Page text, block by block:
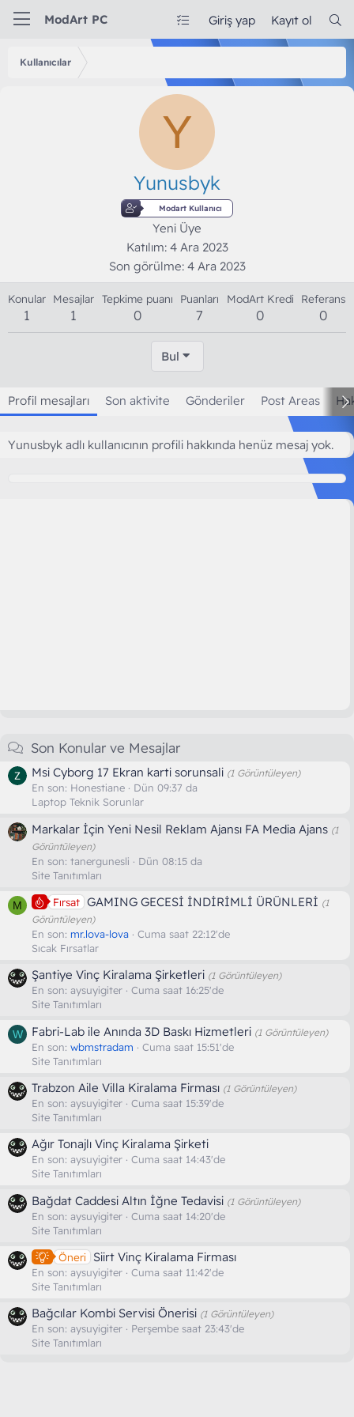
ModArt PC Giriş yap Kayıt ol
Kullanıcılar
Y
Yunusbyk
Modart Kullanıcı
Yeni Üye
Katılım 4 Ara 2023
Son görülme 4 Ara 2023
Konular
1
Mesajlar
1
Tepkime puanı
0
Puanları
7
ModArt Kredi
0
Referans
0
Bul
Profil mesajları Son aktivite Gönderiler Post Areas
Yunusbyk adlı kullanıcının profili hakkında henüz mesaj yok.
Son Konular ve Mesajlar
Msi Cyborg 17 Ekran karti sorunsali (1 Görüntüleyen)
En son: Honestiane
Dün 09:37 da
Laptop Teknik Sorunlar
Markalar İçin Yeni Nesil Reklam Ajansı FA Media Ajans (1
Görüntüleyen)
En son: tanergunesli
Dün 08:15 da
Site Tanıtımları
M Fırsat GAMING GECESİ İNDİRİMLİ ÜRÜNLERİ (1
Görüntüleyen)
En son: mr.lova-lova
Cuma saat 22:12'de
Sıcak Fırsatlar
Şantiye Vinç Kiralama Şirketleri (1 Görüntüleyen)
En son: aysuyigiter
Cuma saat 16:25'de
Site Tanıtımları
W Fabri-Lab ile Anında 3D Baskı Hizmetleri (1 Görüntüleyen)
En son: wbmstradam
Cuma saat 15:51'de
Site Tanıtımları
Trabzon Aile Villa Kiralama Firması (1 Görüntüleyen)
En son: aysuyigiter
Cuma saat 15:39'de
Site Tanıtımları
Ağır Tonajlı Vinç Kiralama Şirketi
En son: aysuyigiter
Cuma saat 14:43'de
Site Tanıtımları
Bağdat Caddesi Altın İğne Tedavisi (1 Görüntüleyen)
En son: aysuyigiter
Cuma saat 14:20'de
Site Tanıtımları
Öneri Siirt Vinç Kiralama Firması
En son: aysuyigiter
Cuma saat 11:42'de
Site Tanıtımları
Bağcılar Kombi Servisi Önerisi (1 Görüntüleyen)
En son: aysuyigiter
Perşembe saat 23:43'de
Site Tanıtımları